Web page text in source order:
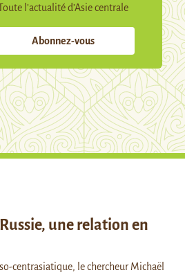
l’actualité d’Asie centrale
Abonnez-vous
une relation en
centrasiatique, le chercheur Michaël